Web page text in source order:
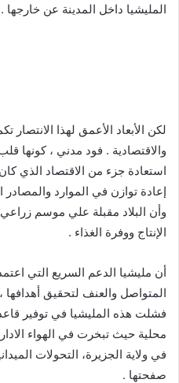
المليشيا داخل المدينة عن خارجها .
لكن الأبعاد الأعمق لهذا الانتصار
والاقتصادية . فود مدني ، كونها
استعادة جزء من الاقتصاد الذي
إعادة توازن في الموارد والمصادر
وأن البلاد مقبلة علي موسم
الإنتاج ووفرة الغذاء .
أن مليشيا الدعم السريع التي
المتواصل والعنف لتحقيق أهدافها
فشلت هذه المليشيا في توفير
محلية حيث تبخرت في الهواء
في ولاية الجزيرة، التحولات
صفحتها .